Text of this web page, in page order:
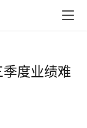
度业绩难